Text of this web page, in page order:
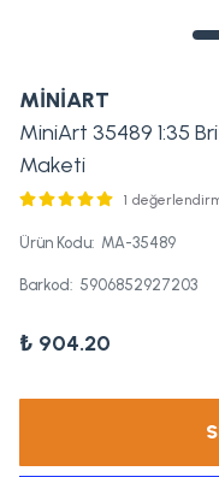
MİNİART
MiniArt 35489 1:35
Maketi
1
Ürün Kodu: MA-35489
Barkod: 5906852927203
₺ 904.20